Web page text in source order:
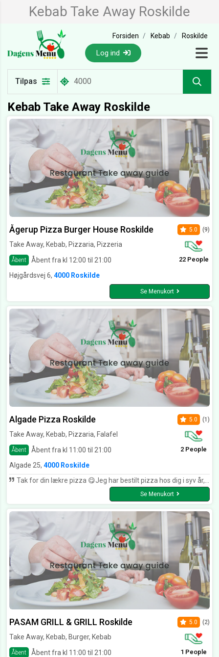
Kebab Take Away Roskilde
Forsiden Kebab Roskilde
Log ind
Tilpas
Kebab Take Away Roskilde
Ågerup Pizza Burger House Roskilde
Take Away, Kebab, Pizzaria, Pizzeria
Åbent Åbent fra kl 12:00 til 21:00
5.0 (9)
22 People
Højgårdsvej 6, 4000 Roskilde
Se Menukort
Algade Pizza Roskilde
Take Away, Kebab, Pizzaria, Falafel
Åbent Åbent fra kl 11:00 til 21:00
5.0 (1)
2 People
Algade 25, 4000 Roskilde
Tak for din lækre pizza 😋Jeg har bestilt pizza hos dig i syv år, men jeg er meget tilfreds 😊😊😊😊
Se Menukort
PASAM GRILL & GRILL Roskilde
Take Away, Kebab, Burger, Kebab
Åbent Åbent fra kl 11:00 til 21:00
5.0 (2)
1 People